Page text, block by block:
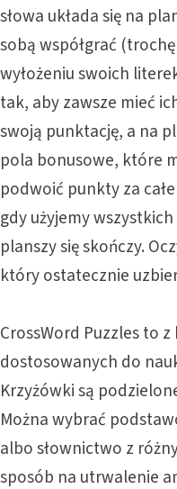
słowa układa się na
sobą współgrać
wyłożeniu swoich
tak, aby zawsze mieć
swoją punktację, a na
pola bonusowe, które
podwoić punkty za
gdy użyjemy
planszy się skończy.
który ostatecznie
CrossWord Puzzlesto z
dostosowanych do
Krzyżówki są
Można wybrać
albo słownictwo z
sposób na utrwalenie